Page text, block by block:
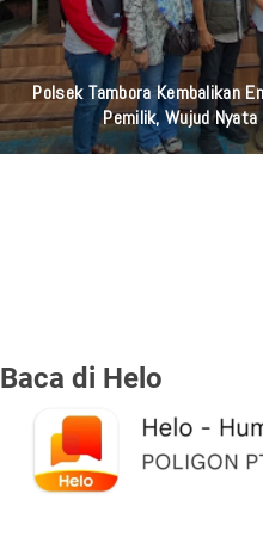
Polsek Tambora Kembalikan
Pemilik, Wujud
Baca di Helo